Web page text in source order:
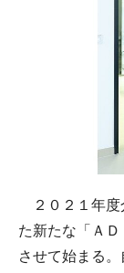
２０２１年度
た新たな「Ａ
させて始まる